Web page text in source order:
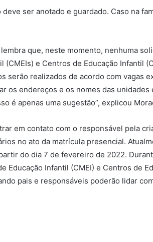
ser anotado e guardado. Caso na
que, neste momento, nenhuma
e Centros de Educação Infantil
serão realizados de acordo com vagas
endereços e os nomes das unidades
é apenas uma sugestão”, explicou
em contato com o responsável pela
no ato da matrícula presencial.
do dia 7 de fevereiro de 2022.
Infantil (CMEI) e Centros de
pais e responsáveis poderão lidar